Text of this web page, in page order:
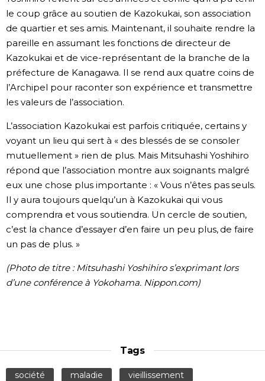
le coup grâce au soutien de Kazokukai, son association
de quartier et ses amis. Maintenant, il souhaite rendre la
pareille en assumant les fonctions de directeur de
Kazokukai et de vice-représentant de la branche de la
préfecture de Kanagawa. Il se rend aux quatre coins de
l’Archipel pour raconter son expérience et transmettre
les valeurs de l’association.
L’association Kazokukai est parfois critiquée, certains y
voyant un lieu qui sert à « des blessés de se consoler
mutuellement » rien de plus. Mais Mitsuhashi Yoshihiro
répond que l’association montre aux soignants malgré
eux une chose plus importante : « Vous n’êtes pas seuls.
Il y aura toujours quelqu’un à Kazokukai qui vous
comprendra et vous soutiendra. Un cercle de soutien,
c’est la chance d’essayer d’en faire un peu plus, de faire
un pas de plus. »
(Photo de titre : Mitsuhashi Yoshihiro s’exprimant lors
d’une conférence à Yokohama. Nippon.com)
Tags
société maladie vieillissement